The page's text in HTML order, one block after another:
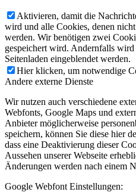
Aktivieren, damit die
wird und alle Cookies, denen
werden. Wir benötigen zwei
gespeichert wird. Andernfalls
Seitenladen eingeblendet werden.
Hier klicken, um notwendige
Andere externe Dienste
Wir nutzen auch verschiedene
Webfonts, Google Maps und
Anbieter möglicherweise
speichern, können Sie diese hier
dass eine Deaktivierung dieser
Aussehen unserer Webseite
Änderungen werden nach einem
Google Webfont Einstellungen: